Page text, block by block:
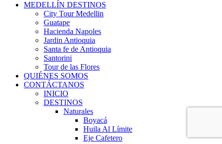
MEDELLÍN DESTINOS
City Tour Medellin
Guatape
Hacienda Napoles
Jardin Antioquia
Santa fe de Antioquia
Santorini
Tour de las Flores
QUIÉNES SOMOS
CONTÁCTANOS
INICIO
DESTINOS
Naturales
Boyacá
Huila Al Límite
Eje Cafetero